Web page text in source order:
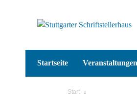
Startseite Veranstaltungen
Start